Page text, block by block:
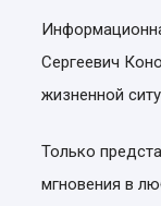
Сергеевич
жизненной
Только
мгновения в